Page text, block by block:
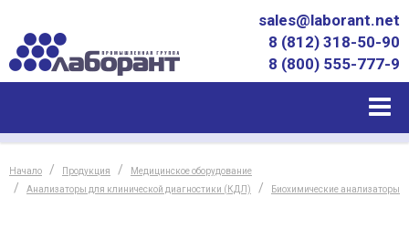
sales@laborant.net
8 (812) 318-50-90
8 (800) 555-777-9
Начало Продукция
Медицинское оборудование
Анализаторы для клинической диагностики (КДЛ)
Биохимические анализаторы